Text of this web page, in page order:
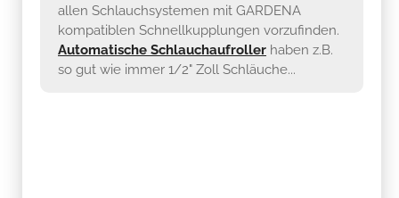
allen Schlauchsystemen mit GARDENA
kompatiblen Schnellkupplungen vorzufinden.
Automatische Schlauchaufroller haben z.B.
so gut wie immer 1/2" Zoll Schläuche...